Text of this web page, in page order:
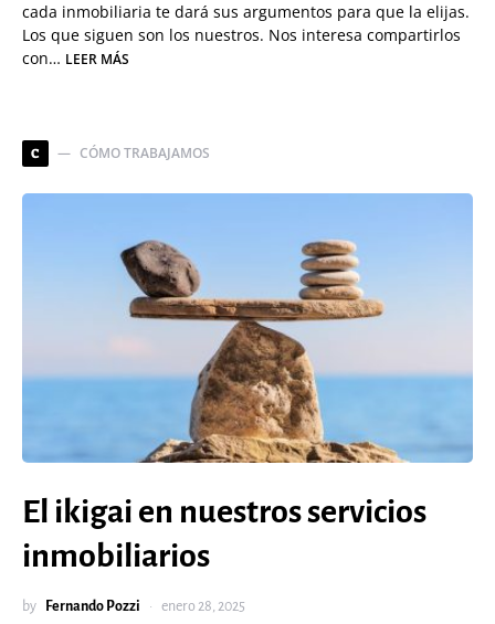
cada inmobiliaria te dará sus argumentos para que la elijas.
Los que siguen son los nuestros. Nos interesa compartirlos
con… LEER MÁS
C CÓMO TRABAJAMOS
El ikigai en nuestros servicios
inmobiliarios
by Fernando Pozzi enero 28, 2025